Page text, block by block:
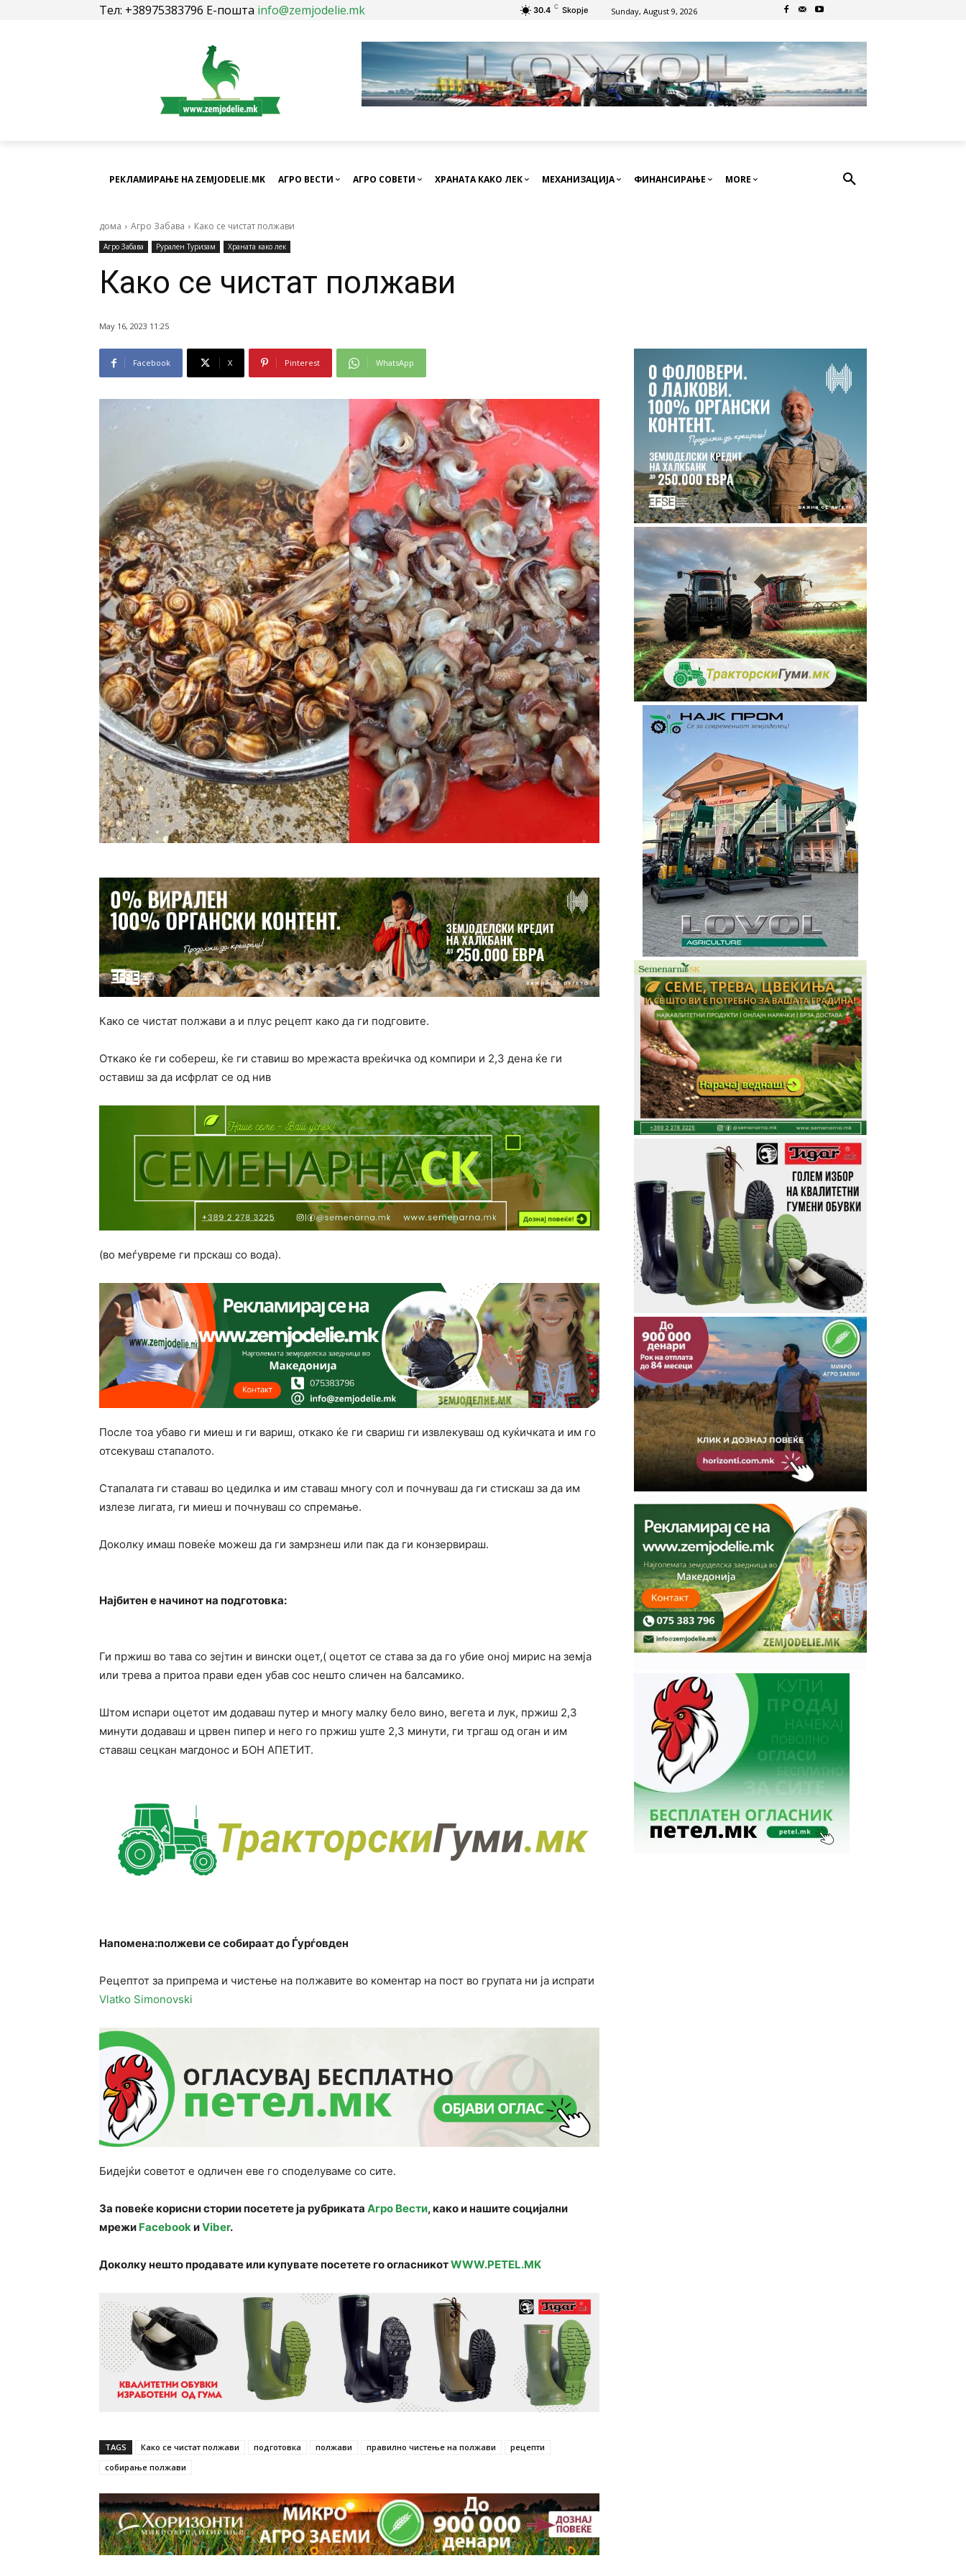
Тел: +38975383796 Е-пошта info@zemjodelie.mk 30.4 C Skopje Sunday, August 9, 2026
РЕКЛАМИРАЊЕ НА ZEMJODELIE.MK АГРО ВЕСТИ АГРО СОВЕТИ ХРАНАТА КАКО ЛЕК МЕХАНИЗАЦИЈА ФИНАНСИРАЊЕ MORE
дома Агро Забава Како се чистат полжави
Агро Забава Рурален Туризам Храната како лек
Како се чистат полжави
May 16, 2023 11:25
Facebook X Pinterest WhatsApp
Како се чистат полжави а и плус рецепт како да ги подговите.
Откако ќе ги собереш, ќе ги ставиш во мрежаста вреќичка од компири и 2,3 дена ќе ги
оставиш за да исфрлат се од нив
(во меѓувреме ги прскаш со вода).
После тоа убаво ги миеш и ги вариш, откако ќе ги свариш ги извлекуваш од куќичката и им го
отсекуваш стапалото.
Стапалата ги ставаш во цедилка и им ставаш многу сол и почнуваш да ги стискаш за да им
излезе лигата, ги миеш и почнуваш со спремање.
Доколку имаш повеќе можеш да ги замрзнеш или пак да ги конзервираш.
Најбитен е начинот на подготовка:
Ги пржиш во тава со зејтин и вински оцет,( оцетот се става за да го убие оној мирис на земја
или трева а притоа прави еден убав сос нешто сличен на балсамико.
Штом испари оцетот им додаваш путер и многу малку бело вино, вегета и лук, пржиш 2,3
минути додаваш и црвен пипер и него го пржиш уште 2,3 минути, ги тргаш од оган и им
ставаш сецкан магдонос и БОН АПЕТИТ.
Напомена:полжеви се собираат до Ѓурѓовден
Рецептот за припрема и чистење на полжавите во коментар на пост во групата ни ја испрати
Vlatko Simonovski
Бидејќи советот е одличен еве го споделуваме со сите.
За повеќе корисни стории посетете ја рубриката Агро Вести, како и нашите социјални
мрежи FacebookиViber.
Доколку нешто продавате или купувате посетете го огласникотWWW.PETEL.MK
TAGS Како се чистат полжави подготовка полжави правилно чистење на полжави
рецепти
собирање полжави